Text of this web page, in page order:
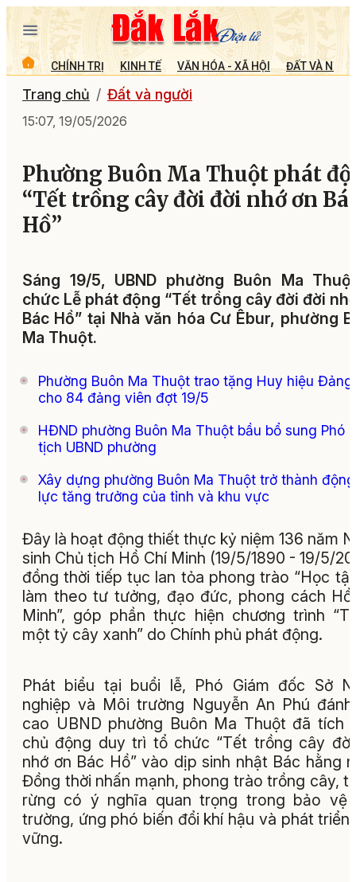
CHÍNH TRỊ KINH TẾ VĂN HÓA - XÃ HỘI ĐẤT VÀ
Trang chủ Đất và người
15:07, 19/05/2026
Phường Buôn Ma Thuột phát
“Tết trồng cây đời đời nhớ ơn
Hồ”
Sáng 19/5, UBND phường Buôn Ma
chức Lễ phát động “Tết trồng cây đời đời
Bác Hồ” tại Nhà văn hóa Cư Êbur, phường
Ma Thuột.
Phường Buôn Ma Thuột trao tặng Huy hiệu Đảng
cho 84 đảng viên đợt 19/5
HĐND phường Buôn Ma Thuột bầu bổ sung Phó
tịch UBND phường
Xây dựng phường Buôn Ma Thuột trở thành động
lực tăng trưởng của tỉnh và khu vực
Đây là hoạt động thiết thực kỷ niệm 136 năm
sinh Chủ tịch Hồ Chí Minh (19/5/1890 - 19/5/
đồng thời tiếp tục lan tỏa phong trào “Học
làm theo tư tưởng, đạo đức, phong cách Hồ
Minh”, góp phần thực hiện chương trình
một tỷ cây xanh” do Chính phủ phát động.
Phát biểu tại buổi lễ, Phó Giám đốc Sở
nghiệp và Môi trường Nguyễn An Phú
cao UBND phường Buôn Ma Thuột đã tích
chủ động duy trì tổ chức “Tết trồng cây
nhớ ơn Bác Hồ” vào dịp sinh nhật Bác hằng
Đồng thời nhấn mạnh, phong trào trồng cây,
rừng có ý nghĩa quan trọng trong bảo vệ
trường, ứng phó biến đổi khí hậu và phát triển
vững.